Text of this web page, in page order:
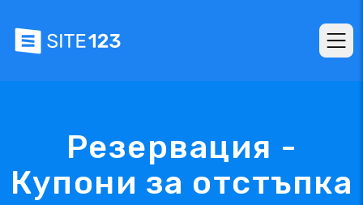
Резервация -
Купони за отстъпка